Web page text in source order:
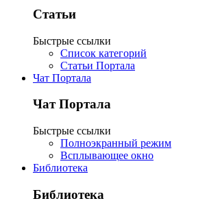
Статьи
Быстрые ссылки
Список категорий
Статьи Портала
Чат Портала
Чат Портала
Быстрые ссылки
Полноэкранный режим
Всплывающее окно
Библиотека
Библиотека